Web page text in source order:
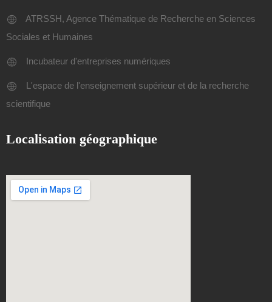
ATRSSH, Agence Thématique de Recherche en Sciences
Sociales et Humaines
Incubateur d'entreprises numériques
L'espace de l'enseignement supérieur et de la recherche
scientifique
Localisation géographique